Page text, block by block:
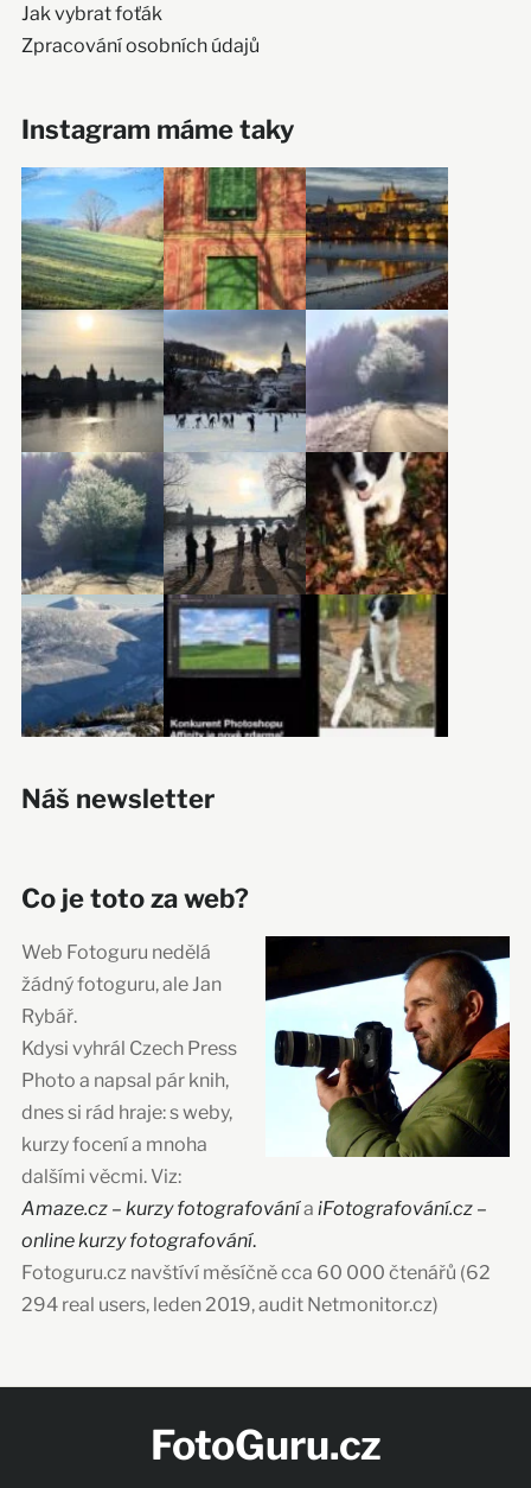
Jak vybrat foťák
Zpracování osobních údajů
Instagram máme taky
Náš newsletter
Co je toto za web?
Web Fotoguru nedělá
žádný fotoguru, ale Jan
Rybář.
Kdysi vyhrál Czech Press
Photo a napsal pár knih,
dnes si rád hraje: s weby,
kurzy focení a mnoha
dalšími věcmi. Viz:
Amaze.cz – kurzy fotografovánía iFotografování.cz –
online kurzy fotografování.
Fotoguru.cz navštíví měsíčně cca 60 000 čtenářů (62
294 real users, leden 2019, audit Netmonitor.cz)
FotoGuru.cz